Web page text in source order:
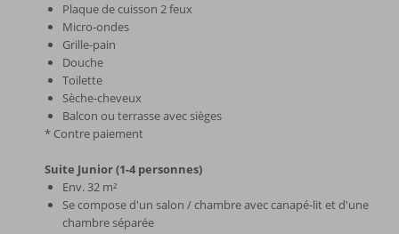
Plaque de cuisson 2 feux
Micro-ondes
Grille-pain
Douche
Toilette
Sèche-cheveux
Balcon ou terrasse avec sièges
* Contre paiement
Suite Junior (1-4 personnes)
Env. 32 m²
Se compose d'un salon / chambre avec canapé-lit et d'une
chambre séparée